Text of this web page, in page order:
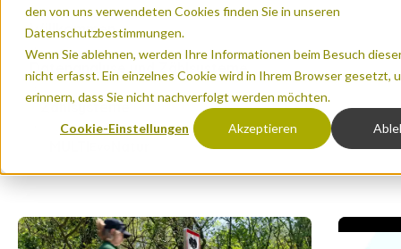
den von uns verwendeten Cookies finden Sie in unseren
Datenschutzbestimmungen.
Wenn Sie ablehnen, werden Ihre Informationen beim Besuch
nicht erfasst. Ein einzelnes Cookie wird in Ihrem Browser gesetzt,
erinnern, dass Sie nicht nachverfolgt werden möchten.
Cookie-Einstellungen Akzeptieren
Willkommen
Datenanalyse und Zählsysteme
Zählsysteme